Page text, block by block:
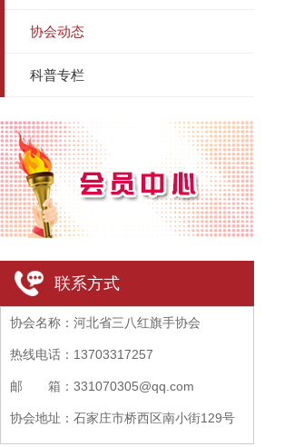
协会动态
科普专栏
联系方式
协会名称：河北省三八红旗手协会
热线电话：13703317257
邮 箱：331070305@qq.com
协会地址：石家庄市桥西区南小街129号